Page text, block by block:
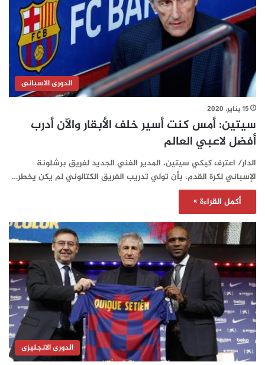
الدورى الاسبانى
15 يناير، 2020
سيتين: أمس كنت أسير خلف الأبقار والآن أدرب
أفضل لاعبي العالم
الدار/ اعترف كيكي سيتين، المدير الفني الجديد لفريق برشلونة
الإسباني لكرة القدم، بأن تولي تدريب الفريق الكتالوني لم يكن يخطر…
أكمل القراءة »
الدورى الانجليزى